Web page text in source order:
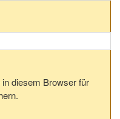
diesem Browser für